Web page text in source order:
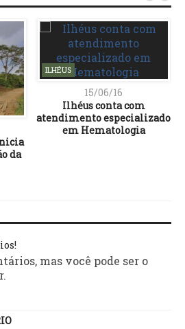
da
ILHÉUS
15/06/16
Ilhéus conta com
atendimento especializado
em Hematologia
mas você pode ser o